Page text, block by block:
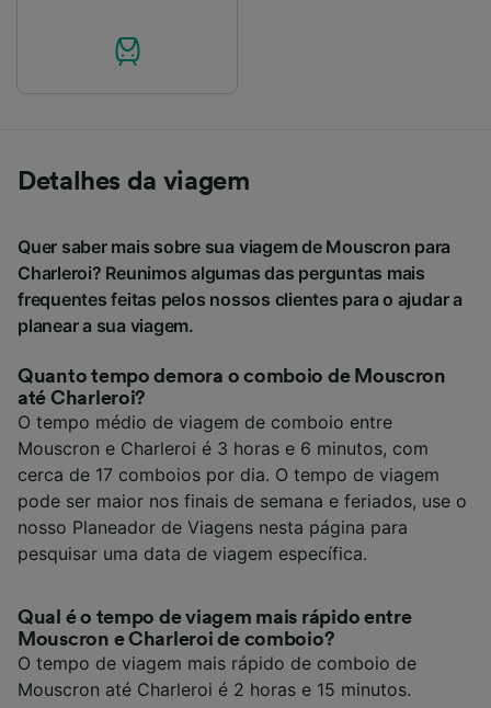
Detalhes da viagem
Quer saber mais sobre sua viagem de Mouscron para
Charleroi? Reunimos algumas das perguntas mais
frequentes feitas pelos nossos clientes para o ajudar a
planear a sua viagem.
Quanto tempo demora o comboio de Mouscron
até Charleroi?
O tempo médio de viagem de comboio entre
Mouscron e Charleroi é 3 horas e 6 minutos, com
cerca de 17 comboios por dia. O tempo de viagem
pode ser maior nos finais de semana e feriados, use o
nosso Planeador de Viagens nesta página para
pesquisar uma data de viagem específica.
Qual é o tempo de viagem mais rápido entre
Mouscron e Charleroi de comboio?
O tempo de viagem mais rápido de comboio de
Mouscron até Charleroi é 2 horas e 15 minutos.